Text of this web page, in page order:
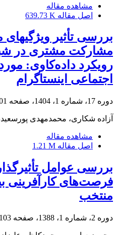
مشاهده مقاله
اصل مقاله 639.73 K
بررسی تأثیر
مشارکت مشتری در
رویکرد داده‌کاوی:
اجتماعی اینستاگرام
دوره 17، شماره 1، 1404، صفحه
آزاده شکاری، محمدمهدی
مشاهده مقاله
اصل مقاله 1.21 M
بررسی عوامل
فرصت‌های کارآفرینی
منتخب
دوره 2، شماره 1، 1388، صفحه 103-122